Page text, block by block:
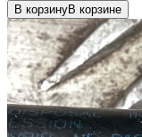
В корзинуВ корзине